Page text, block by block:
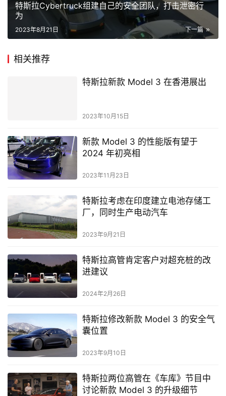
特斯拉Cybertruck组建自己的安全团队，打击泄密行
为
下一篇
2023年8月21日
相关推荐
特斯拉新款 Model 3 在香港展出
2023年10月15日
新款 Model 3 的性能版有望于
2024 年初亮相
2023年11月23日
特斯拉考虑在印度建立电池存储工
厂，同时生产电动汽车
2023年9月21日
特斯拉高管肯定客户对超充桩的改
进建议
2024年2月26日
特斯拉修改新款 Model 3 的安全气
囊位置
2023年9月10日
特斯拉两位高管在《车库》节目中
讨论新款 Model 3 的升级细节